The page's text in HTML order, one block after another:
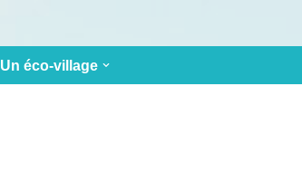
Un éco-village